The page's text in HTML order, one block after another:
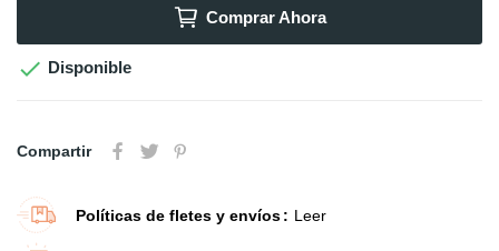
Comprar Ahora
 Disponible
Compartir
Políticas de fletes y envíos Leer